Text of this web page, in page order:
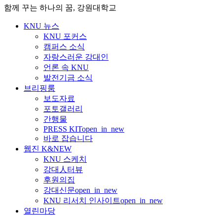
함께 꾸는 하나의 꿈, 강원대학교
KNU 뉴스
KNU 포커스
캠퍼스 소식
자랑스러운 강대인
언론 속 KNU
발전기금 소식
브리핑룸
보도자료
포토갤러리
간행물
PRESS KITopen_in_new
바로 잡습니다
웹진 K&NEW
KNU 스케치
강대人터뷰
후원의집
강대신문open_in_new
KNU 리서치 인사이트open_in_new
열린마당